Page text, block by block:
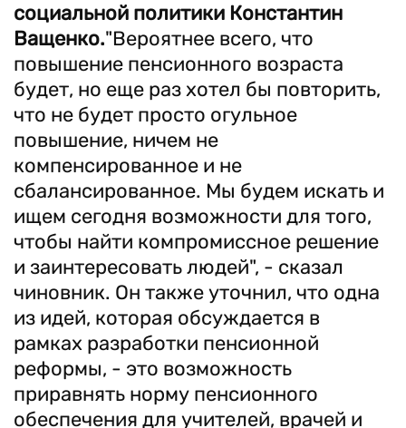
социальной политики Константин
Ващенко."Вероятнее всего, что
повышение пенсионного возраста
будет, но еще раз хотел бы повторить,
что не будет просто огульное
повышение, ничем не
компенсированное и не
сбалансированное. Мы будем искать и
ищем сегодня возможности для того,
чтобы найти компромиссное решение
и заинтересовать людей", - сказал
чиновник. Он также уточнил, что одна
из идей, которая обсуждается в
рамках разработки пенсионной
реформы, - это возможность
приравнять норму пенсионного
обеспечения для учителей, врачей и